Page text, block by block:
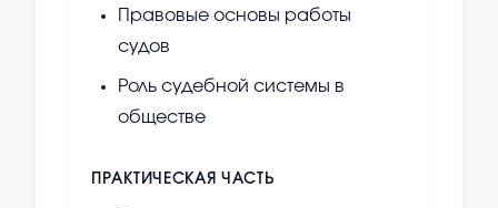
Правовые основы работы
судов
Роль судебной системы в
обществе
ПРАКТИЧЕСКАЯ ЧАСТЬ